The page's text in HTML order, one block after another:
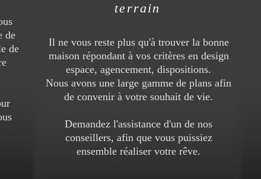
de
de
terrain
Il ne vous reste plus qu'à trouver la bonne
maison répondant à vos critères en design
espace, agencement, dispositions.
Nous avons une large gamme de plans afin
de convenir à votre souhait de vie.
Demandez l'assistance d'un de nos
conseillers, afin que vous puissiez
ensemble réaliser votre rêve.